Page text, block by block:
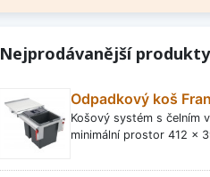
Nejprodávanější
Odpadkový koš
Košový systém s čelním
minimální prostor 412 x